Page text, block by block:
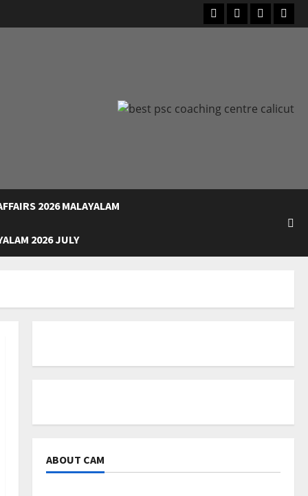
FacebookInstagram
Youtube
2026 MALAYALAM
2026 JULY
ABOUT CAM